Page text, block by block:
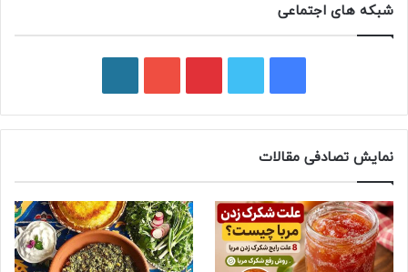
شبکه های اجتماعی
ی
س
ب
و
ک
و
ی
ت
ر
ی
ت
ر
ی
و
ی
و
ب
ر
پ
ر
س
نمایش تصادفی مقالات